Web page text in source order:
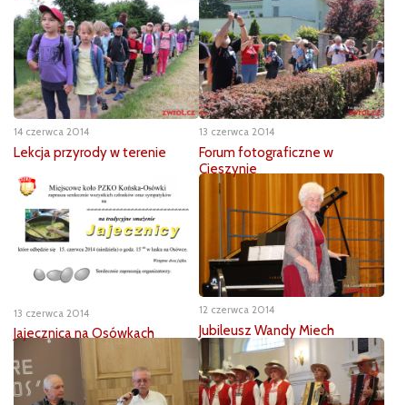
14 czerwca 2014
Lekcja przyrody w terenie
13 czerwca 2014
Forum fotograficzne w
Cieszynie
13 czerwca 2014
Jajecznica na Osówkach
12 czerwca 2014
Jubileusz Wandy Miech